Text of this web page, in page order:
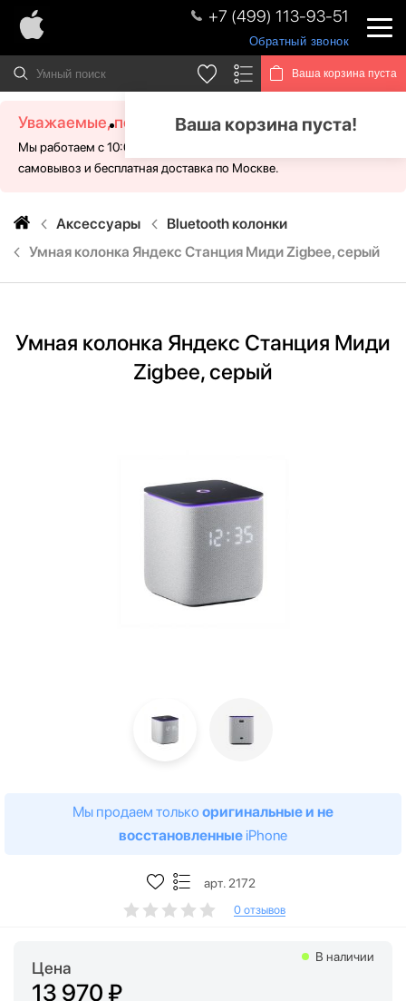
+7 (499) 113-93-51
Обратный звонок
Ваша корзина пуста
Ваша корзина пуста!
Уважаемые, посетители!
Мы работаем с 10:00 - 21:00 без выходных. Для Вас доступен
самовывоз и бесплатная доставка по Москве.
Аксессуары
Bluetooth колонки
Умная колонка Яндекс Станция Миди Zigbee, серый
Умная колонка Яндекс Станция Миди
Zigbee, серый
Мы продаем только оригинальные и не
восстановленные iPhone
арт. 2172
0 отзывов
Цена
13 970 ₽
В наличии